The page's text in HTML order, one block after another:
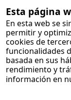
Esta página
En esta web se
permitir y
cookies de
funcionalidades
basada en sus
rendimiento y
información en